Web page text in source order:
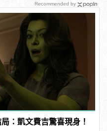
：凱文費吉驚喜現身！
Recommended by